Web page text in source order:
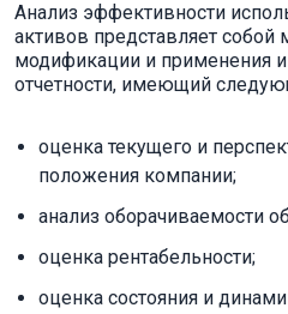
Анализ эффективности
активов представляет собой
модификации и применения
отчетности, имеющий
оценка текущего и
положения компании;
анализ оборачиваемости
оценка рентабельности;
оценка состояния и